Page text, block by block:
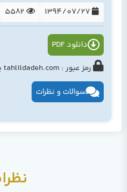
1394/07/27
دانلود PDF
رمز عبور : tahlildadeh.com یا www.tahlildadeh.com
سوالات و نظرات